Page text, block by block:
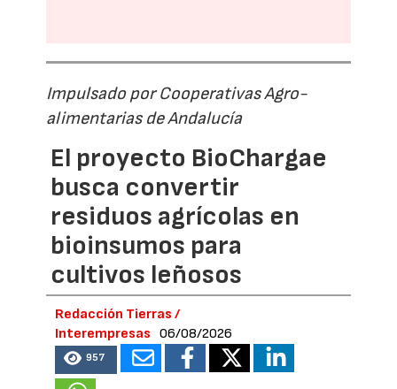
Impulsado por Cooperativas Agro-
alimentarias de Andalucía
El proyecto BioChargae
busca convertir
residuos agrícolas en
bioinsumos para
cultivos leñosos
Redacción Tierras /
Interempresas
06/08/2026
957